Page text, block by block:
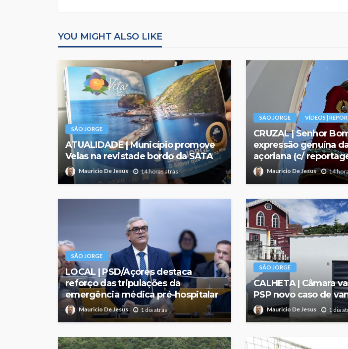
YOU MIGHT ALSO LIKE
SÃO JORGE
ATUALIDADE | Município promove
Velas na revistade bordo da SATA
Mauricio De Jesus 14 horas atrás
SÃO JORGE VÍDEOS |
CRUZAL | Senhor
expressão genuína
açoriana (c/
Mauricio De Jesus 14
SÃO JORGE
LOCAL | PSD/Açores destaca
reforço das tripulações da
emergência médica pré-hospitalar
Mauricio De Jesus 1 dia atrás
SÃO JORGE
CALHETA | Câmara
PSP novo caso de
Mauricio De Jesus 1 dia